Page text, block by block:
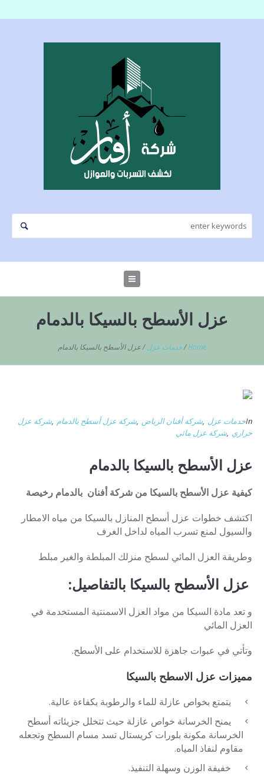
عزل الأسطح بالسيكا بالدمام
Home
/خدمات عزل /عزل الأسطح بالسيكا بالدمام
Inخدمات عزل ,شركة أفنان الرياض ,شركة عزل أسطح بالدمام ,شركة عزل
حراري ,شركة عزل مائي
عزل الأسطح بالسيكا بالدمام
كيفية عزل الأسطح بالسيكا من شركة أفنان بالدمام رخيصة
اكتشف خطوات عزل أسطح المنازل بالسيكا من مياه الامطار
والسيول لمنع تسرب المياه لداخل الغرف
وطريقة العزل المائي لسطح منزلك المبلطة والغير مبلط
عزل الأسطح بالسيكا بالتفاصيل:
و تعد مادة السيكا من مواد العزل الاسمنتية المستخدمة في
العزل المائي
وتأتي في عبوات جاهزة للاستخدام على الأسطح.
مميزات عزل الاسطح بالسيكا
يتمتع بخواص عازلة للماء والرطوبة بكفاءة عالية.
يمنح الخرسانة خواص عازلة حيث تتخلل جزيئاته أسطح
الخرسانة مكونة بلورات كريستال تسد مسام السطح وتجعله
مقاوم لنفاذ المياه.
خفيفة الوزن وسهلة التنفيذ.